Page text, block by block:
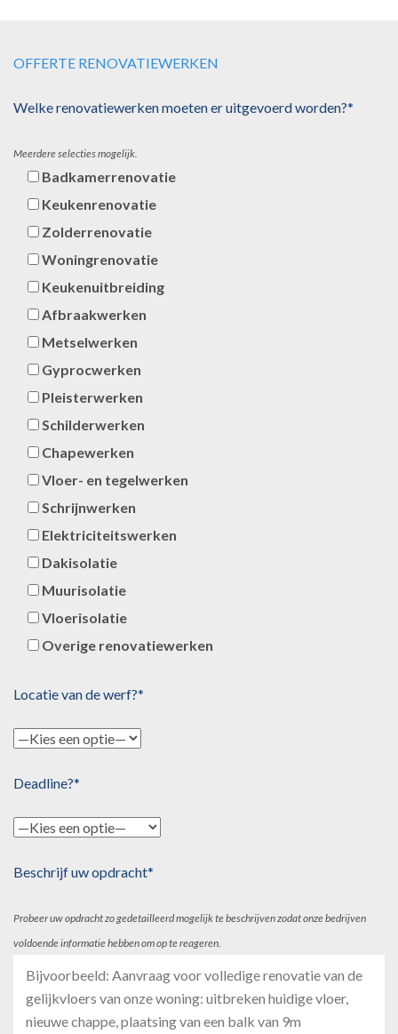
OFFERTE RENOVATIEWERKEN
Welke renovatiewerken moeten er uitgevoerd worden?*
Meerdere selecties mogelijk.
Badkamerrenovatie
Keukenrenovatie
Zolderrenovatie
Woningrenovatie
Keukenuitbreiding
Afbraakwerken
Metselwerken
Gyprocwerken
Pleisterwerken
Schilderwerken
Chapewerken
Vloer- en tegelwerken
Schrijnwerken
Elektriciteitswerken
Dakisolatie
Muurisolatie
Vloerisolatie
Overige renovatiewerken
Locatie van de werf?*
Deadline?*
Beschrijf uw opdracht*
Probeer uw opdracht zo gedetailleerd mogelijk te beschrijven zodat onze bedrijven
voldoende informatie hebben om op te reageren.